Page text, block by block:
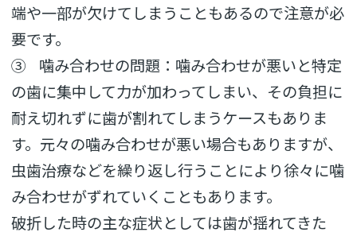
端や一部が欠けてしまうこともあるので注意が必
要です。
③ 噛み合わせの問題： 噛み合わせが悪いと特定
の歯に集中して力が加わってしまい、 その負担に
耐え切れずに歯が割れてしまうケースもありま
す。 元々の噛み合わせが悪い場合もありますが、
虫歯治療などを繰り返し行うことにより徐々に噛
み合わせがずれていくこともあります。
破折した時の主な症状としては歯が揺れてきた